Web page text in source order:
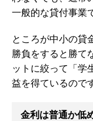
一般的な貸付事業
ところが中小の貸
勝負をすると勝て
ットに絞って「学
益を得ているので
金利は普通か低